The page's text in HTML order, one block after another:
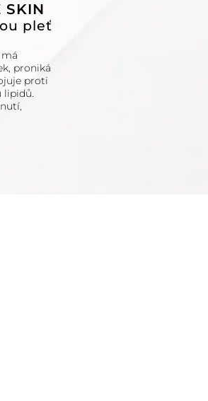
SKIN
pleť
proniká
proti
lipidů.